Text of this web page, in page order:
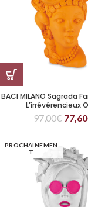
BACI MILANO Sagrada
L’irrévérencieux
97,00€ 77,60
PROCHAINEMEN
T